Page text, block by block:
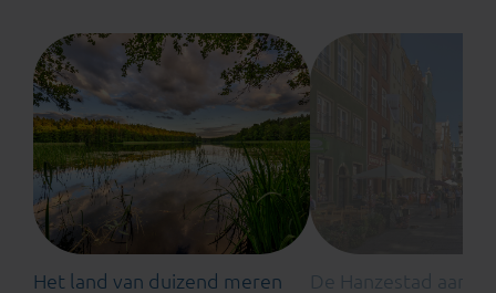
Het land van duizend meren De Hanzestad aan